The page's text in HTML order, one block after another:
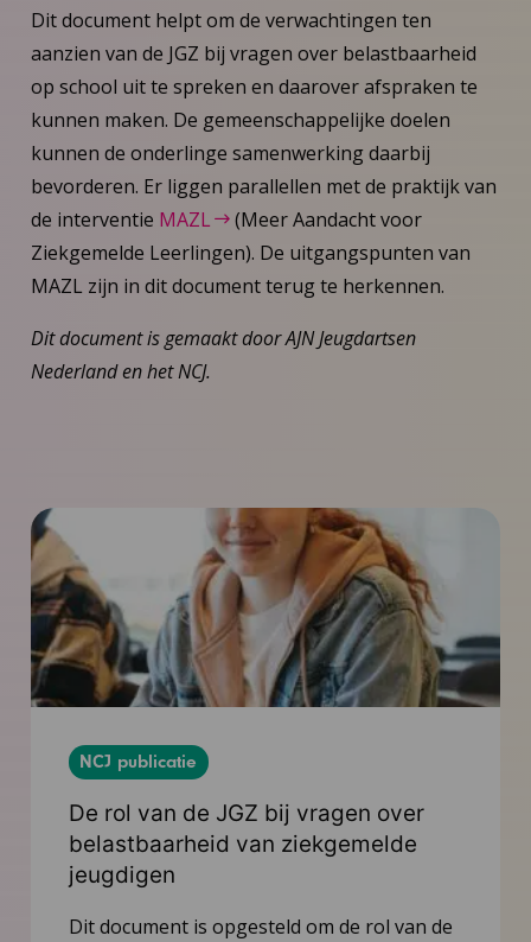
Dit document helpt om de verwachtingen ten
aanzien van de JGZ bij vragen over belastbaarheid
op school uit te spreken en daarover afspraken te
kunnen maken. De gemeenschappelijke doelen
kunnen de onderlinge samenwerking daarbij
bevorderen. Er liggen parallellen met de praktijk van
de interventie MAZL
(Meer Aandacht voor
Ziekgemelde Leerlingen). De uitgangspunten van
MAZL zijn in dit document terug te herkennen.
Dit document is gemaakt door AJN Jeugdartsen
Nederland en het NCJ.
NCJ publicatie
De rol van de JGZ bij vragen over
belastbaarheid van ziekgemelde
jeugdigen
Dit document is opgesteld om de rol van de